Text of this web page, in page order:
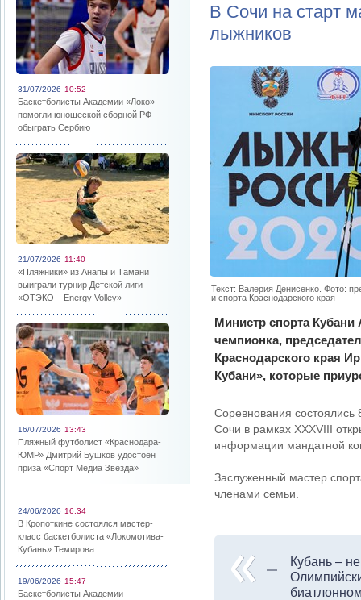
31/07/2026 10:52
Баскетболисты Академии «Локо»
помогли юношеской сборной РФ
обыграть Сербию
21/07/2026 11:40
«Пляжники» из Анапы и Тамани
выиграли турнир Детской лиги
«ОТЭКО – Energy Volley»
16/07/2026 13:43
Пляжный футболист «Краснодара-
ЮМР» Дмитрий Бушков удостоен
приза «Спорт Медиа Звезда»
24/06/2026 16:34
В Кропоткине состоялся мастер-
класс баскетболиста «Локомотива-
Кубань» Темирова
19/06/2026 15:47
Баскетболисты Академии
В Сочи на старт
лыжников
Текст: Валерия Денисенко. Фото:
и спорта Краснодарского края
Министр спорта
чемпионка,
Краснодарского края
Кубани», которые
Соревнования
Сочи в рамках XXXVIII
информации мандатной
Заслуженный мастер
членами семьи.
Кубань –